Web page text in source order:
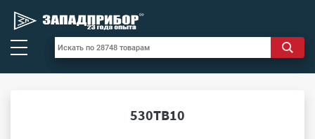
530ТВ10